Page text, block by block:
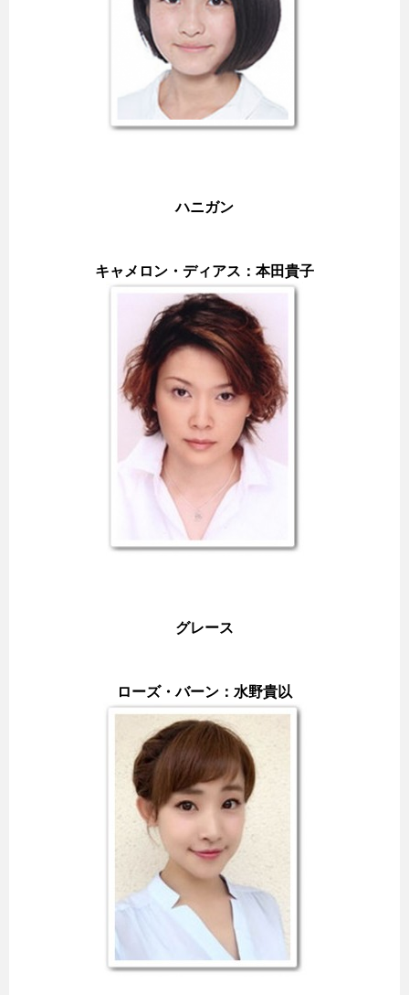
ハニガン
キャメロン・ディアス：本田貴子
グレース
ローズ・バーン：水野貴以